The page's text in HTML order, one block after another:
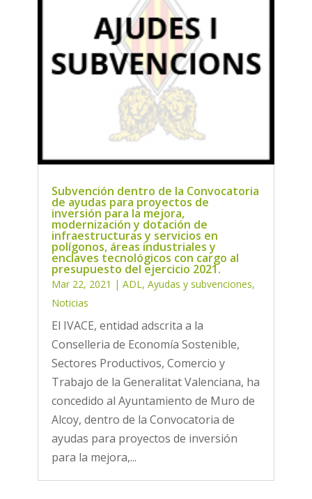
Subvención dentro de la Convocatoria
de ayudas para proyectos de
inversión para la mejora,
modernización y dotación de
infraestructuras y servicios en
polígonos, áreas industriales y
enclaves tecnológicos con cargo al
presupuesto del ejercicio 2021.
Mar 22, 2021 | ADL, Ayudas y subvenciones,
Noticias
El IVACE, entidad adscrita a la
Conselleria de Economía Sostenible,
Sectores Productivos, Comercio y
Trabajo de la Generalitat Valenciana, ha
concedido al Ayuntamiento de Muro de
Alcoy, dentro de la Convocatoria de
ayudas para proyectos de inversión
para la mejora,...